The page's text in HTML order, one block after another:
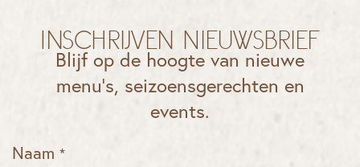
Inschrijven Nieuwsbrief
Blijf op de hoogte van nieuwe
menu’s, seizoensgerechten en
events.
Naam *